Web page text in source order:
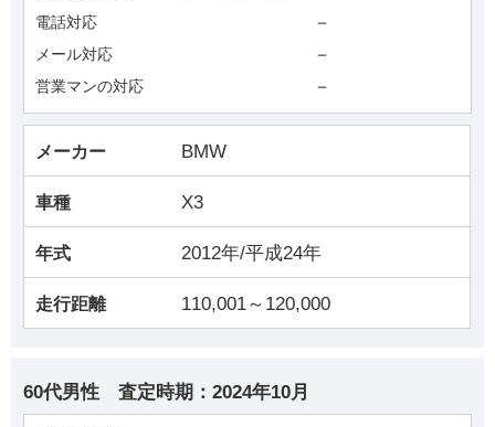
電話対応 －
メール対応 －
営業マンの対応 －
メーカー BMW
車種 X3
年式 2012年/平成24年
走行距離 110,001～120,000
60代男性 査定時期： 2024年10月